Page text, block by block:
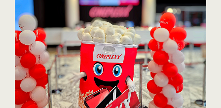
Darbo
Designer Outlets Parndorf und Salzburg
DOMOFERM
Essity
EY
FG UBIT Salzburg